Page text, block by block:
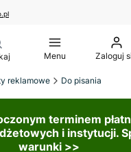
Menu Zaloguj
reklamowe Do pisania
terminem
i instytucji.
warunki >>